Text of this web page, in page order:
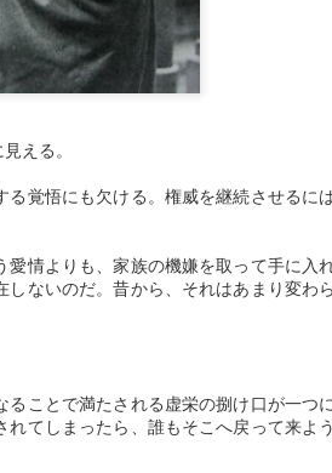
える。
覚悟にも欠ける。権威を継続させるに
情よりも、家族の機嫌を取って手に入
ないのだ。昔から、それはあまり変わ
ことで満たされる虚栄の捌け口が一つ
てしまったら、誰もそこへ戻って来よ
何より、明治維新という名の我が国の近
争に遅れた分だけ資本の蓄積が脆弱にな
の侵略によって補填してもなお脆弱性が
めるには封建社会からの身分差別制度を
部落差別の深い闇。
これを考える時、以上の視座が求められる
「下方比較」（かほうひかく）という言
平たく言えば、「自分より劣っている人
畑を割り与えられているではないか。人
のことを思えば、お前たちの方が遥かに